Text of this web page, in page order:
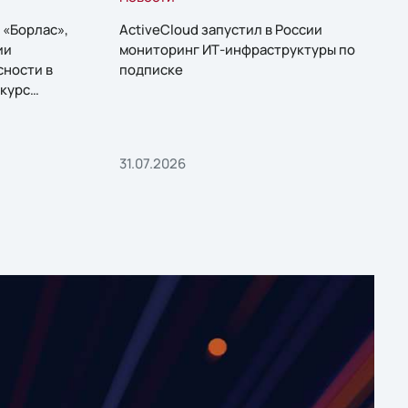
в
ActiveCloud запустил в России
мониторинг ИТ-инфраструктуры по
подписке
31.07.2026